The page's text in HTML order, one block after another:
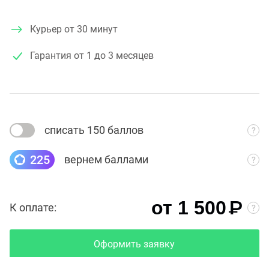
Курьер от 30 минут
Гарантия от 1 до 3 месяцев
списать 150 баллов
225 вернем баллами
К оплате: от 1 500₽
Оформить заявку